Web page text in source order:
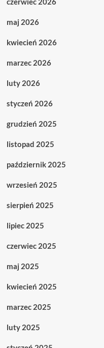
maj 2026
kwiecień 2026
marzec 2026
luty 2026
styczeń 2026
grudzień 2025
listopad 2025
październik 2025
wrzesień 2025
sierpień 2025
lipiec 2025
czerwiec 2025
maj 2025
kwiecień 2025
marzec 2025
luty 2025